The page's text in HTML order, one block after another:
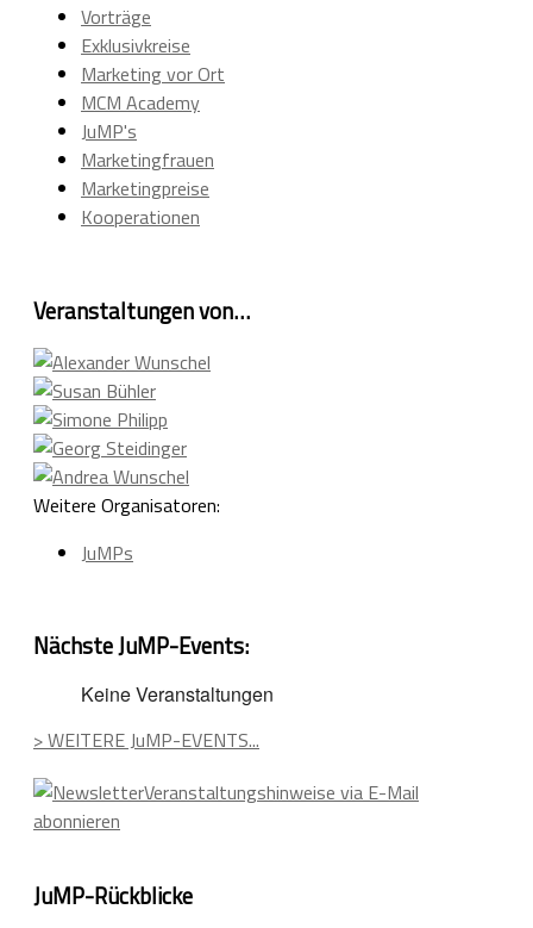
Vorträge
Exklusivkreise
Marketing vor Ort
MCM Academy
JuMP's
Marketingfrauen
Marketingpreise
Kooperationen
Veranstaltungen von…
Weitere Organisatoren:
JuMPs
Nächste JuMP-Events:
Keine Veranstaltungen
> WEITERE JuMP-EVENTS...
Veranstaltungshinweise via E-Mail
abonnieren
JuMP-Rückblicke